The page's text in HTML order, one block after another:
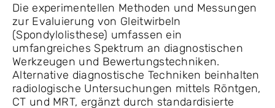
Die experimentellen Methoden und Messungen
zur Evaluierung von Gleitwirbeln
(Spondylolisthese) umfassen ein
umfangreiches Spektrum an diagnostischen
Werkzeugen und Bewertungstechniken.
Alternative diagnostische Techniken beinhalten
radiologische Untersuchungen mittels Röntgen,
CT und MRT, ergänzt durch standardisierte